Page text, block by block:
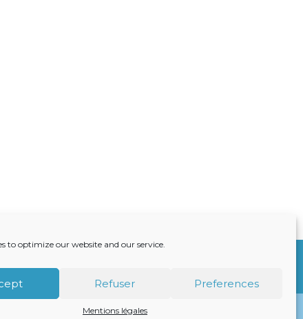
to optimize our website and our service.
Refuser Preferences
Mentions légales
ACTUALITÉS